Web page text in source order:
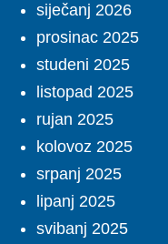
siječanj 2026
prosinac 2025
studeni 2025
listopad 2025
rujan 2025
kolovoz 2025
srpanj 2025
lipanj 2025
svibanj 2025